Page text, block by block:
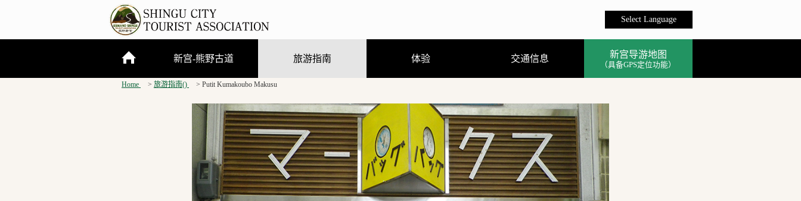
Select Language
新宫-熊野古道
关于新宫市
熊野三山
熊野古道
旅游指南 体验
（GPS路线导游）
交通信息 新宫导游地图
（具备GPS定位功能）
Home 旅游指南() Putit Kumakoubo Makusu